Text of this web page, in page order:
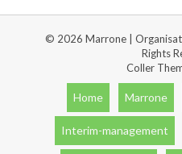
© 2026 Marrone |
Rights
Coller
Home Marrone
Interim-management